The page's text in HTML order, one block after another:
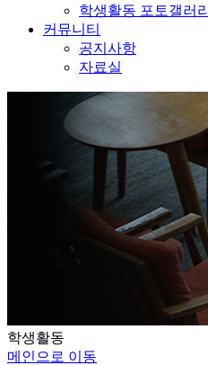
학생활동 포토갤러리
커뮤니티
공지사항
자료실
학생활동
메인으로 이동